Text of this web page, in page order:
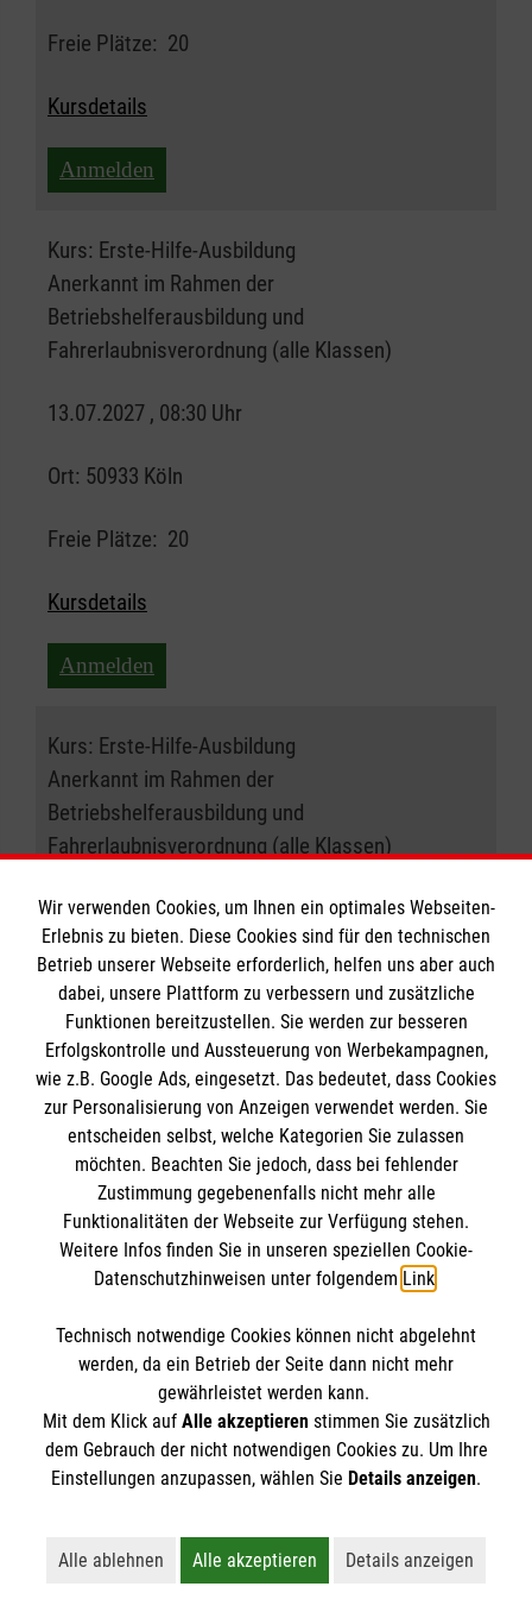
Freie Plätze: 20
Kursdetails
Anmelden
Kurs: Erste-Hilfe-Ausbildung
Anerkannt im Rahmen der
Betriebshelferausbildung und
Fahrerlaubnisverordnung (alle Klassen)
13.07.2027 , 08:30 Uhr
Ort: 50933 Köln
Freie Plätze: 20
Kursdetails
Anmelden
Kurs: Erste-Hilfe-Ausbildung
Anerkannt im Rahmen der
Betriebshelferausbildung und
Fahrerlaubnisverordnung (alle Klassen)
17.07.2027 , 08:30 Uhr
Ort: 50933 Köln
Freie Plätze: 20
Kursdetails
Anmelden
vorherige 1 … 10 11 12
13 14 15 nächste
Kursbuchung widerrufen
Hier können Sie die Buchung Ihres Kurses
Wir verwenden Cookies, um Ihnen ein optimales Webseiten-
Erlebnis zu bieten. Diese Cookies sind für den technischen
Betrieb unserer Webseite erforderlich, helfen uns aber auch
dabei, unsere Plattform zu verbessern und zusätzliche
Funktionen bereitzustellen. Sie werden zur besseren
Erfolgskontrolle und Aussteuerung von Werbekampagnen,
wie z.B. Google Ads, eingesetzt. Das bedeutet, dass Cookies
zur Personalisierung von Anzeigen verwendet werden. Sie
entscheiden selbst, welche Kategorien Sie zulassen
möchten. Beachten Sie jedoch, dass bei fehlender
Zustimmung gegebenenfalls nicht mehr alle
Funktionalitäten der Webseite zur Verfügung stehen.
Weitere Infos finden Sie in unseren speziellen Cookie-
Datenschutzhinweisen unter folgendem Link.
Technisch notwendige Cookies können nicht abgelehnt
werden, da ein Betrieb der Seite dann nicht mehr
gewährleistet werden kann.
Mit dem Klick auf Alle akzeptierenstimmen Sie zusätzlich
dem Gebrauch der nicht notwendigen Cookies zu. Um Ihre
Einstellungen anzupassen, wählen Sie Details anzeigen.
Alle ablehnen
Lehnt alle nicht-essentiellen Cookies ab
Alle akzeptieren
Akzeptiert alle Cookies
Details anzeigen